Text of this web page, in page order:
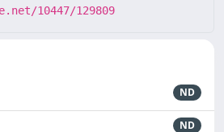
10447/129809
ND
ND